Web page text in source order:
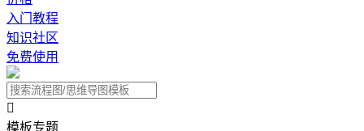
入门教程
知识社区
免费使用

模板专题